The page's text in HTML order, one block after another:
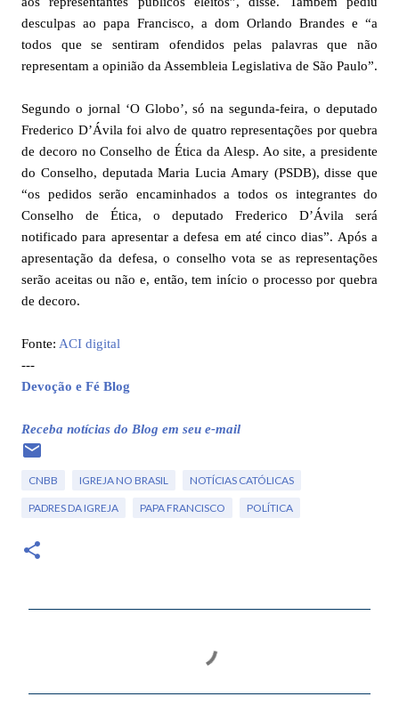
desculpas ao papa Francisco, a dom Orlando Brandes e “a
todos que se sentiram ofendidos pelas palavras que não
representam a opinião da Assembleia Legislativa de São Paulo”.
Segundo o jornal ‘O Globo’, só na segunda-feira, o deputado
Frederico D’Ávila foi alvo de quatro representações por quebra
de decoro no Conselho de Ética da Alesp. Ao site, a presidente
do Conselho, deputada Maria Lucia Amary (PSDB), disse que
“os pedidos serão encaminhados a todos os integrantes do
Conselho de Ética, o deputado Frederico D’Ávila será
notificado para apresentar a defesa em até cinco dias”. Após a
apresentação da defesa, o conselho vota se as representações
serão aceitas ou não e, então, tem início o processo por quebra
de decoro.
Fonte: ACI digital
---
Devoção e Fé Blog
Receba notícias do Blog em seu e-mail
CNBB IGREJA NO BRASIL NOTÍCIAS CATÓLICAS
PADRES DA IGREJA PAPA FRANCISCO POLÍTICA